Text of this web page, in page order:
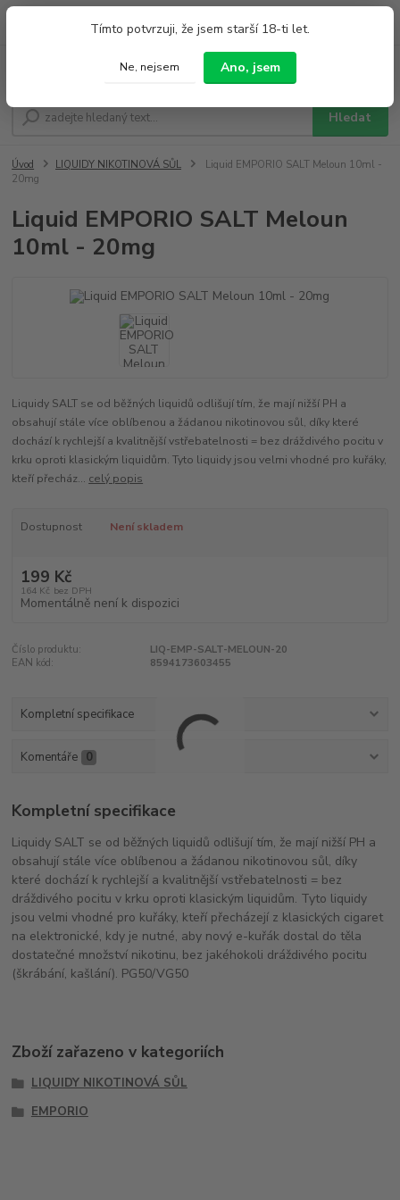
Tímto potvrzuji, že jsem starší 18-ti let.
Ne, nejsem Ano, jsem
Hledat
Po - Pá 9:00 - 19:00 So 9:00 - 14:00
Úvod LIQUIDY NIKOTINOVÁ SŮL
Liquid EMPORIO SALT Meloun 10ml -
20mg
Liquid EMPORIO SALT Meloun
10ml - 20mg
Liquidy SALT se od běžných liquidů odlišují tím, že mají nižší PH a
obsahují stále více oblíbenou a žádanou nikotinovou sůl, díky které
dochází k rychlejší a kvalitnější vstřebatelnosti = bez dráždivého pocitu v
krku oproti klasickým liquidům. Tyto liquidy jsou velmi vhodné pro kuřáky,
kteří přecház... celý popis
Dostupnost Není skladem
199 Kč
164 Kč bez DPH
Momentálně není k dispozici
Číslo produktu:
LIQ-EMP-SALT-MELOUN-20
EAN kód:
8594173603455
Kompletní specifikace
Komentáře 0
Kompletní specifikace
Liquidy SALT se od běžných liquidů odlišují tím, že mají nižší PH a
obsahují stále více oblíbenou a žádanou nikotinovou sůl, díky
které dochází k rychlejší a kvalitnější vstřebatelnosti = bez
dráždivého pocitu v krku oproti klasickým liquidům. Tyto liquidy
jsou velmi vhodné pro kuřáky, kteří přecházejí z klasických cigaret
na elektronické, kdy je nutné, aby nový e-kuřák dostal do těla
dostatečné množství nikotinu, bez jakéhokoli dráždivého pocitu
(škrábání, kašlání). PG50/VG50
Zboží zařazeno v kategoriích
LIQUIDY NIKOTINOVÁ SŮL
EMPORIO